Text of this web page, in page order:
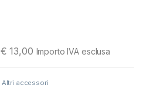
€ 13,00 Importo IVA esclusa
Altri accessori